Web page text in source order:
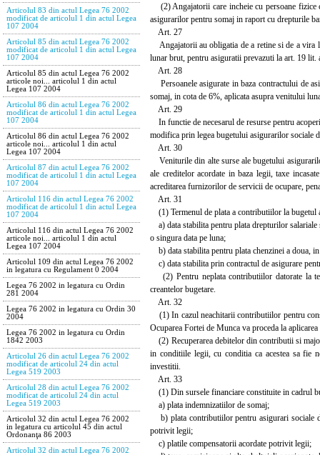
Articolul 83 din actul Legea 76 2002
modificat de articolul 1 din actul Legea
107 2004
Articolul 85 din actul Legea 76 2002
modificat de articolul 1 din actul Legea
107 2004
Articolul 85 din actul Legea 76 2002
articole noi... articolul 1 din actul
Legea 107 2004
Articolul 86 din actul Legea 76 2002
modificat de articolul 1 din actul Legea
107 2004
Articolul 86 din actul Legea 76 2002
articole noi... articolul 1 din actul
Legea 107 2004
Articolul 87 din actul Legea 76 2002
modificat de articolul 1 din actul Legea
107 2004
Articolul 116 din actul Legea 76 2002
modificat de articolul 1 din actul Legea
107 2004
Articolul 116 din actul Legea 76 2002
articole noi... articolul 1 din actul
Legea 107 2004
Articolul 109 din actul Legea 76 2002
in legatura cu Regulament 0 2004
Legea 76 2002 in legatura cu Ordin
281 2004
Legea 76 2002 in legatura cu Ordin 30
2004
Legea 76 2002 in legatura cu Ordin
1842 2003
Articolul 26 din actul Legea 76 2002
modificat de articolul 24 din actul
Legea 519 2003
Articolul 28 din actul Legea 76 2002
modificat de articolul 24 din actul
Legea 519 2003
Articolul 32 din actul Legea 76 2002
in legatura cu articolul 45 din actul
Ordonanţa 86 2003
Articolul 32 din actul Legea 76 2002
(2) Angajatorii care incheie cu persoane fizice
asigurarilor pentru somaj in raport cu drepturile
Art. 27
Angajatorii au obligatia de a retine si de a vira
lunar brut, pentru asiguratii prevazuti la art. 19 lit.
Art. 28
Persoanele asigurate in baza contractului de
somaj, in cota de 6%, aplicata asupra venitului
Art. 29
In functie de necesarul de resurse pentru
modifica prin legea bugetului asigurarilor sociale
Art. 30
Veniturile din alte surse ale bugetului
ale creditelor acordate in baza legii, taxe
acreditarea furnizorilor de servicii de ocupare,
Art. 31
(1) Termenul de plata a contributiilor la bugetul
a) data stabilita pentru plata drepturilor
o singura data pe luna;
b) data stabilita pentru plata chenzinei a doua,
c) data stabilita prin contractul de asigurare
(2) Pentru neplata contributiilor datorate la
creantelor bugetare.
Art. 32
(1) In cazul neachitarii contributiilor pentru
Ocuparea Fortei de Munca va proceda la
(2) Recuperarea debitelor din contributii si
in conditiile legii, cu conditia ca acestea sa fie
investitii.
Art. 33
(1) Din sursele financiare constituite in cadrul
a) plata indemnizatiilor de somaj;
b) plata contributiilor pentru asigurari sociale
potrivit legii;
c) platile compensatorii acordate potrivit legii;